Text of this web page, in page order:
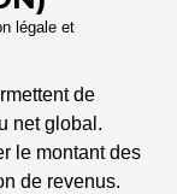
légale et
de
net global.
le montant des
de revenus.